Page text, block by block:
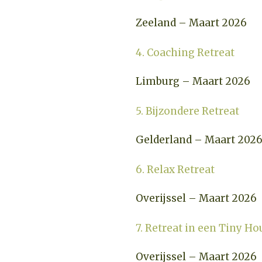
Zeeland – Maart 2026
4. Coaching Retreat
Limburg – Maart 2026
5. Bijzondere Retreat
Gelderland – Maart 2026
6. Relax Retreat
Overijssel – Maart 2026
7. Retreat in een Tiny
Overijssel – Maart 2026